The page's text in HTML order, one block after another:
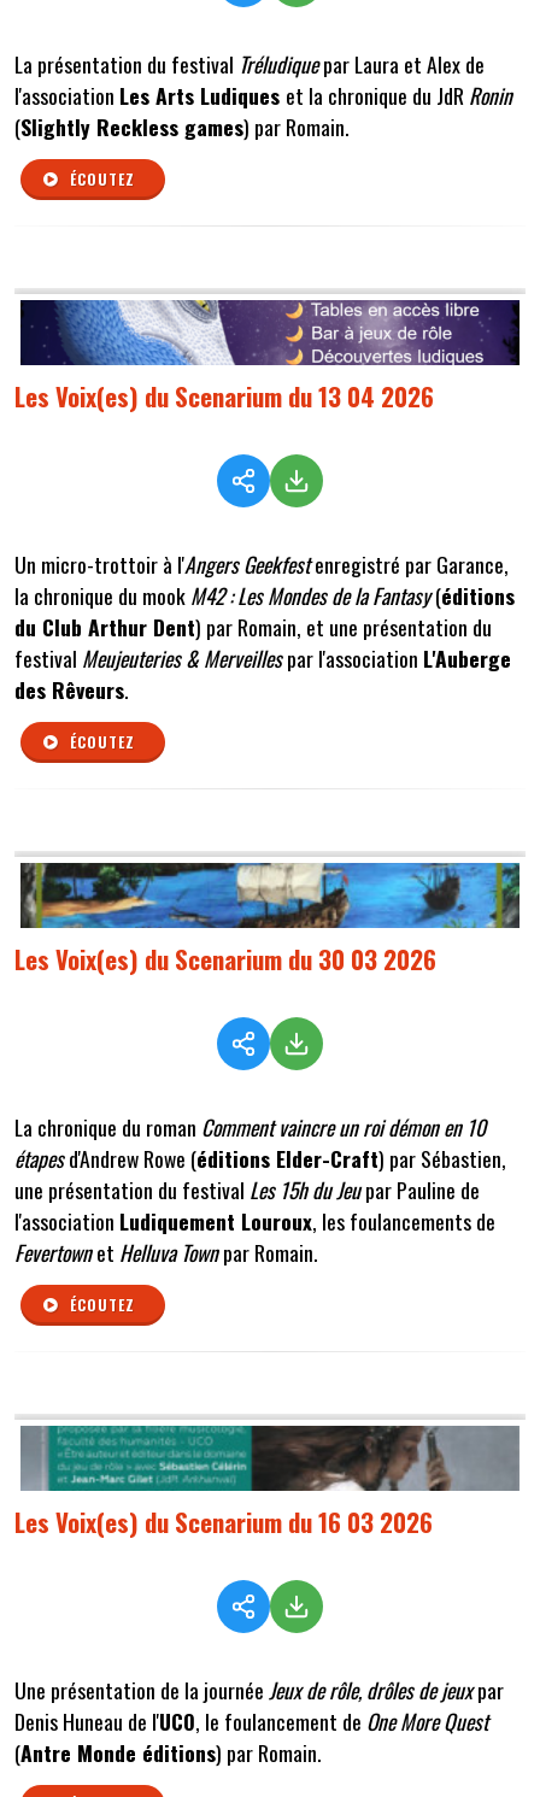
La présentation du festival Tréludiquepar Laura et Alex de
l'association Les Arts Ludiques et la chronique du JdRRonin
(Slightly Reckless games) par Romain.
ÉCOUTEZ
Les Voix(es) du Scenarium du 13 04 2026
Un micro-trottoir à l'Angers Geekfestenregistré par Garance,
la chronique du mookM42 : Les Mondes de la Fantasy(éditions
du Club Arthur Dent) par Romain, et une présentation du
festival Meujeuteries & Merveillespar l'association L'Auberge
des Rêveurs.
ÉCOUTEZ
Les Voix(es) du Scenarium du 30 03 2026
La chronique du roman Comment vaincre un roi démon en 10
étapesd'Andrew Rowe (éditions Elder-Craft) par Sébastien,
une présentation du festival Les 15h du Jeupar Pauline de
l'association Ludiquement Louroux, les foulancements de
Fevertownet Helluva Townpar Romain.
ÉCOUTEZ
Les Voix(es) du Scenarium du 16 03 2026
Une présentation de la journée Jeux de rôle, drôles de jeuxpar
Denis Huneau de l'UCO, le foulancement de One More Quest
(Antre Monde éditions) par Romain.